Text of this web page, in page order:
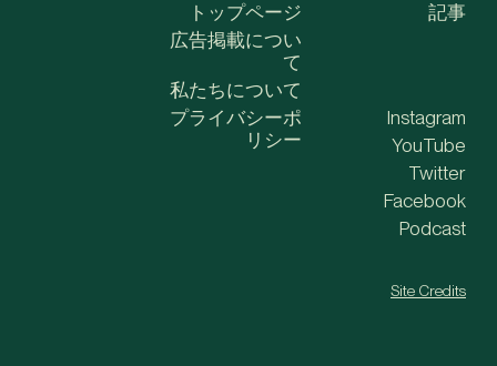
トップページ
広告掲載につい
て
私たちについて
記事
プライバシーポ
リシー
Instagram
YouTube
Twitter
Facebook
Podcast
Site Credits